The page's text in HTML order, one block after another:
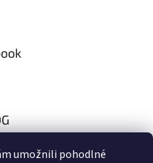
umožnili pohodlné